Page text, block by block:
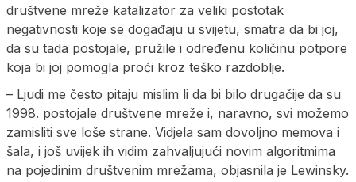
društvene mreže katalizator za veliki postotak
negativnosti koje se događaju u svijetu, smatra da bi joj,
da su tada postojale, pružile i određenu količinu potpore
koja bi joj pomogla proći kroz teško razdoblje.
– Ljudi me često pitaju mislim li da bi bilo drugačije da su
1998. postojale društvene mreže i, naravno, svi možemo
zamisliti sve loše strane. Vidjela sam dovoljno memova i
šala, i još uvijek ih vidim zahvaljujući novim algoritmima
na pojedinim društvenim mrežama, objasnila je Lewinsky.